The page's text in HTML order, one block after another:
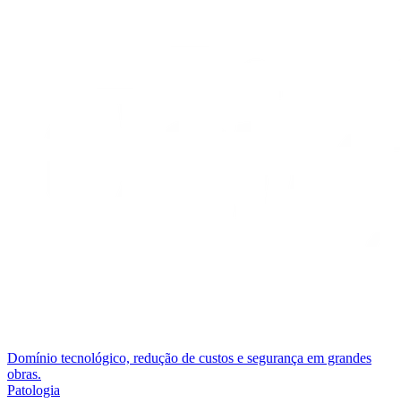
Domínio tecnológico, redução de custos e segurança em grandes
obras.
Patologia